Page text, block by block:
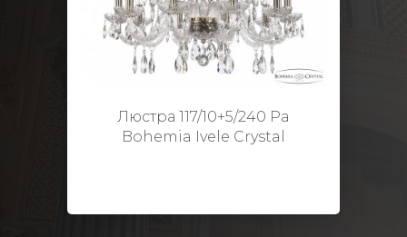
Люстра 117/10+5/240 Pa
Bohemia Ivele Crystal
Цвет арматуры: Патина/
Кол-во ламп: 15
Диаметр: 70 см